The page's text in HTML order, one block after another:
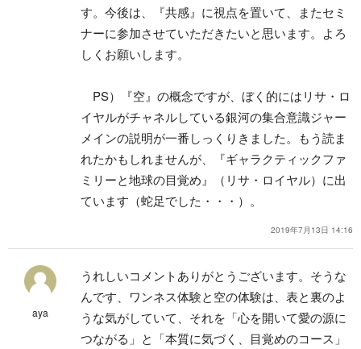
す。今後は、『共感』に視点を置いて、またセミ
ナーに参加させていただきたいと思います。よろ
しくお願いします。
PS）『空』の概念ですが、ぼく的にはリサ・ロ
イヤルがチャネルしている銀河の集合意識ジャー
メインの説明が一番しっくりきました。もう読ま
れたかもしれませんが、『ギャラクティックファ
ミリーと地球の目覚め』（リサ・ロイヤル）に出
ています（蛇足でした・・・）。
2019年7月13日 14:16
aya
うれしいコメントありがとうございます。 そうな
んです、ワンネス体験と空の体験は、表と裏のよ
うな気がしていて、それを「心を開いて愛の源に
つながる」と「本質に気づく、目覚めのコース」